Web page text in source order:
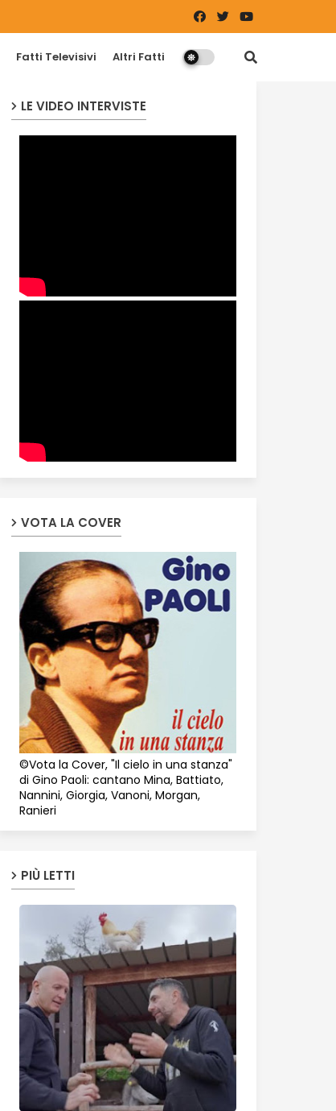
Fatti Televisivi Altri Fatti
LE VIDEO INTERVISTE
VOTA LA COVER
©Vota la Cover, "Il cielo in una stanza"
di Gino Paoli: cantano Mina, Battiato,
Nannini, Giorgia, Vanoni, Morgan,
Ranieri
PIÙ LETTI